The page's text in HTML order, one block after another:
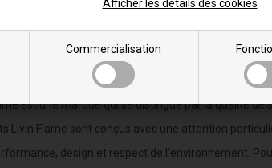
Commercialisation
Afficher les détails des cookies
Flame
est une marque qui se distingue par la qualité de
Flame sont conçus avec une attention
design et respect de l'environnement.